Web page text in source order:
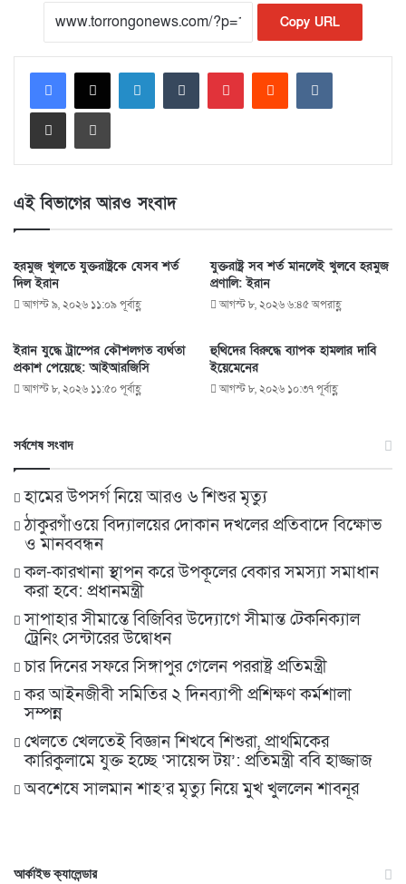
Copy URL
LinkedIn
এই বিভাগের আরও সংবাদ
হরমুজ খুলতে যুক্তরাষ্ট্রকে যেসব শর্ত
দিল ইরান
আগস্ট ৯, ২০২৬ ১১:০৯ পূর্বাহ্ণ
যুক্তরাষ্ট্র সব শর্ত মানলেই খুলবে হরমুজ
প্রণালি: ইরান
আগস্ট ৮, ২০২৬ ৬:৪৫ অপরাহ্ণ
ইরান যুদ্ধে ট্রাম্পের কৌশলগত ব্যর্থতা
প্রকাশ পেয়েছে: আইআরজিসি
আগস্ট ৮, ২০২৬ ১১:৫০ পূর্বাহ্ণ
হুথিদের বিরুদ্ধে ব্যাপক হামলার দাবি
ইয়েমেনের
আগস্ট ৮, ২০২৬ ১০:৩৭ পূর্বাহ্ণ
সর্বশেষ সংবাদ
হামের উপসর্গ নিয়ে আরও ৬ শিশুর মৃত্যু
ঠাকুরগাঁওয়ে বিদ্যালয়ের দোকান দখলের প্রতিবাদে বিক্ষোভ
ও মানববন্ধন
কল-কারখানা স্থাপন করে উপকূলের বেকার সমস্যা সমাধান
করা হবে: প্রধানমন্ত্রী
সাপাহার সীমান্তে বিজিবির উদ্যোগে সীমান্ত টেকনিক্যাল
ট্রেনিং সেন্টারের উদ্বোধন
চার দিনের সফরে সিঙ্গাপুর গেলেন পররাষ্ট্র প্রতিমন্ত্রী
কর আইনজীবী সমিতির ২ দিনব্যাপী প্রশিক্ষণ কর্মশালা
সম্পন্ন
খেলতে খেলতেই বিজ্ঞান শিখবে শিশুরা, প্রাথমিকের
কারিকুলামে যুক্ত হচ্ছে ‘সায়েন্স টয়’: প্রতিমন্ত্রী ববি হাজ্জাজ
অবশেষে সালমান শাহ’র মৃত্যু নিয়ে মুখ খুললেন শাবনূর
আর্কাইভ ক্যালেন্ডার